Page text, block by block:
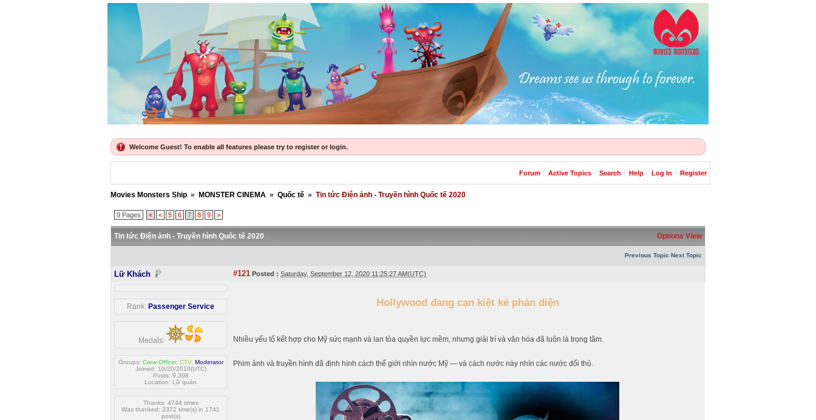
Welcome Guest! To enable all features please try to register or login.
Forum Active Topics Search Help Log In Register
Movies Monsters Ship » MONSTER CINEMA » Quốc tế » Tin tức Điện ảnh - Truyền hình Quốc tế 2020
9 Pages « < 5 6 7 8 9 >
Tin tức Điện ảnh - Truyền hình Quốc tế 2020 Options View
Previous Topic Next Topic
Lữ Khách #121 Posted : Saturday, September 12, 2020 11:25:27 AM(UTC)
Rank: Passenger Service
Medals:
Groups: Crew Officer, CTV, Moderator
Joined: 10/20/2010(UTC)
Posts: 9,308
Location: Lữ quán
Thanks: 4744 times
Was thanked: 2372 time(s) in 1741
post(s)
Hollywood đang cạn kiệt kẻ phản diện
Nhiều yếu tố kết hợp cho Mỹ sức mạnh và lan tỏa quyền lực mềm, nhưng giải trí và văn hóa đã luôn là trọng tâm.
Phim ảnh và truyền hình đã định hình cách thế giới nhìn nước Mỹ — và cách nước này nhìn các nước đối thủ.